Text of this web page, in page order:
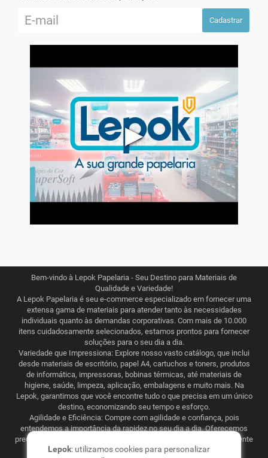
Cadastrar
▶
Bem-vindo à Lepok Papelaria - Seu Destino para Materiais de
Qualidade e Variedade!
A Lepok Papelaria é seu e-commerce especializado em fornecer uma
extensa gama de materiais para atender tanto às necessidades
individuais quanto às demandas corporativas. Com mais de 10.000
itens cuidadosamente selecionados, estamos prontos para fornecer
soluções para o seu dia a dia.
Variedade que Impressiona: Explore nosso vasto catálogo, que inclui
desde materiais de escritório, papel A4, cartuchos e toners, produtos
de informática, impressoras, bobinas térmicas, até materiais de
higiene, saúde, limpeza, aplicação, embalagens e muito mais. Na
Lepok, garantimos que você encontre tudo o que precisa em um único
destino, economizando seu tempo e esforço.
Agilidade e Eficiência: Compre com agilidade e confiança, pois
entendemos a importância da rapidez no seu dia a dia. Oferecemos
preços justos e competitivos, combinados com uma logística eficiente
que abrange todo o Brasil. Seja para consumo recorrente ou
Lepok: utilizamos cookies para personalizar